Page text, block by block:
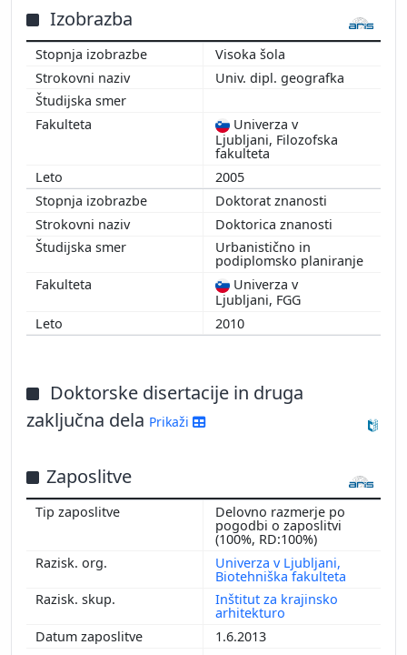
Izobrazba
Visoka šola
Univ. dipl. geografka
Univerza v
Ljubljani, Filozofska
fakulteta
2005
Doktorat znanosti
Doktorica znanosti
Urbanistično in
podiplomsko planiranje
Univerza v
Ljubljani, FGG
2010
Doktorske disertacije in druga
zaključna dela Prikaži
Zaposlitve
Delovno razmerje po
pogodbi o zaposlitvi
(100%, RD:100%)
Univerza v Ljubljani,
Biotehniška fakulteta
Inštitut za krajinsko
arhitekturo
1.6.2013